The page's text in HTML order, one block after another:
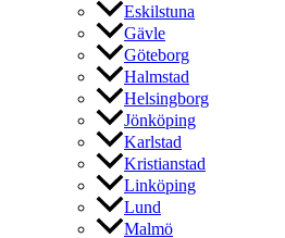
Eskilstuna
Gävle
Göteborg
Halmstad
Helsingborg
Jönköping
Karlstad
Kristianstad
Linköping
Lund
Malmö